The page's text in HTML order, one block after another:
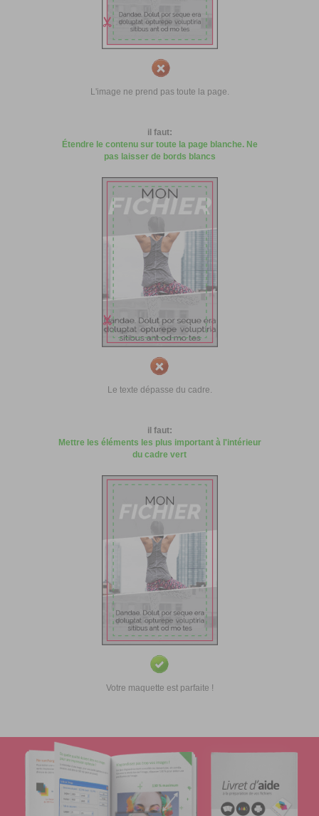
L'image ne prend pas toute la page.
il faut:
Étendre le contenu sur toute la page blanche. Ne
pas laisser de bords blancs
Le texte dépasse du cadre.
il faut:
Mettre les éléments les plus important à l'intérieur
du cadre vert
Votre maquette est parfaite !